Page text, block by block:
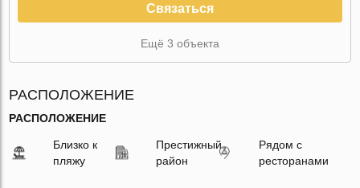
Связаться
Ещё 3 объекта
РАСПОЛОЖЕНИЕ
РАСПОЛОЖЕНИЕ
Близко к
пляжу
Престижный
район
Рядом с
ресторанами